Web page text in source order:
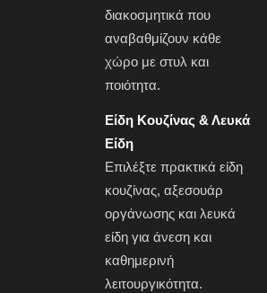
διακοσμητικά που
αναβαθμίζουν κάθε
χώρο με στυλ και
ποιότητα.
Είδη Κουζίνας & Λευκά
Είδη
Επιλέξτε πρακτικάείδη
κουζίνας, αξεσουάρ
οργάνωσης καιλευκά
είδη για άνεση και
καθημερινή
λειτουργικότητα.